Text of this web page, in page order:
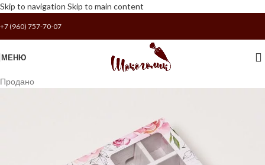
Skip to navigation Skip to main content
+7 (960) 757-70-07
МЕНЮ
Продано